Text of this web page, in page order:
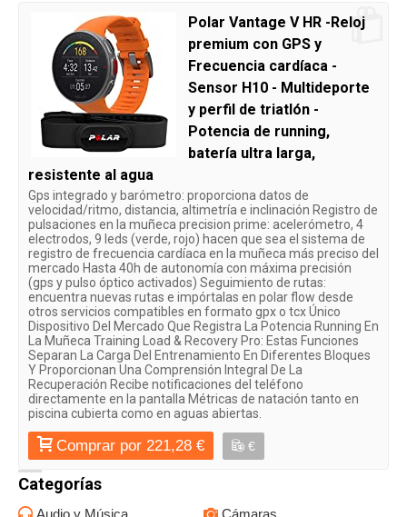
Polar Vantage V HR -Reloj
premium con GPS y
Frecuencia cardíaca -
Sensor H10 - Multideporte
y perfil de triatlón -
Potencia de running,
batería ultra larga,
resistente al agua
Gps integrado y barómetro: proporciona datos de
velocidad/ritmo, distancia, altimetría e inclinación Registro de
pulsaciones en la muñeca precision prime: acelerómetro, 4
electrodos, 9 leds (verde, rojo) hacen que sea el sistema de
registro de frecuencia cardíaca en la muñeca más preciso del
mercado Hasta 40h de autonomía con máxima precisión
(gps y pulso óptico activados) Seguimiento de rutas:
encuentra nuevas rutas e impórtalas en polar flow desde
otros servicios compatibles en formato gpx o tcx Único
Dispositivo Del Mercado Que Registra La Potencia Running En
La Muñeca Training Load & Recovery Pro: Estas Funciones
Separan La Carga Del Entrenamiento En Diferentes Bloques
Y Proporcionan Una Comprensión Integral De La
Recuperación Recibe notificaciones del teléfono
directamente en la pantalla Métricas de natación tanto en
piscina cubierta como en aguas abiertas.
Comprar por 221,28 € €
Categorías